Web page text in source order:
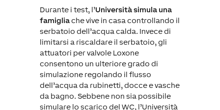
Durante i test, l’Università simula una
famigliache vive in casa controllando il
serbatoio dell’acqua calda. Invece di
limitarsi a riscaldare il serbatoio, gli
attuatori per valvole Loxone
consentono un ulteriore grado di
simulazione regolando il flusso
dell’acqua da rubinetti, docce e vasche
da bagno. Sebbene non sia possibile
simulare lo scarico del WC, l’Università